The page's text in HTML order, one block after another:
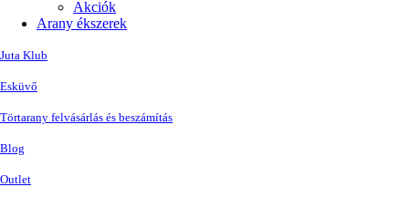
Akciók
Arany ékszerek
Juta Klub
Esküvő
Törtarany felvásárlás és beszámítás
Blog
Outlet